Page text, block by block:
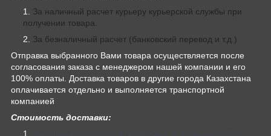
За наличный расчет курьеру курьерской службы при
получении товара.
За безналичный расчет (банковский перевод и т.д.)
Отправка выбранного Вами товара осуществляется после
согласования заказа с менеджером нашей компании и его
100% оплаты. Доставка товаров в другие города Казахстана
оплачивается отдельно и выполняется транспортной
компанией
Стоимость доставки: